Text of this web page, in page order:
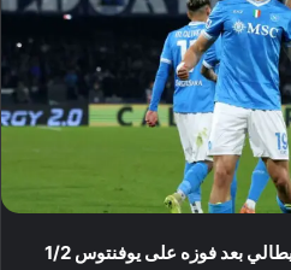
صدارة الدوري الإيطالي بعد فوزه على يوفنتوس 1/2